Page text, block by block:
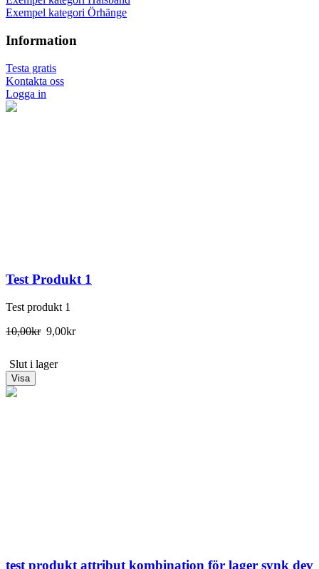
Exempel kategori Örhänge
Information
Testa gratis
Kontakta oss
Logga in
Test Produkt 1
Test produkt 1
10,00kr 9,00kr
Slut i lager
Visa
test produkt attribut kombination för lager synk dev